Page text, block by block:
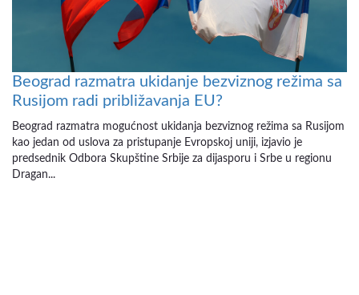
Beograd razmatra ukidanje bezviznog režima sa
Rusijom radi približavanja EU?
Beograd razmatra mogućnost ukidanja bezviznog režima sa Rusijom
kao jedan od uslova za pristupanje Evropskoj uniji, izjavio je
predsednik Odbora Skupštine Srbije za dijasporu i Srbe u regionu
Dragan...